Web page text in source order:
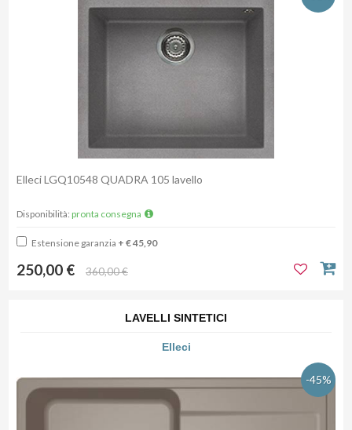
Elleci LGQ10548 QUADRA 105 lavello
Disponibilità: pronta consegna
Estensione garanzia + € 45,90
250,00 € 360,00 €
LAVELLI SINTETICI
Elleci
-45%